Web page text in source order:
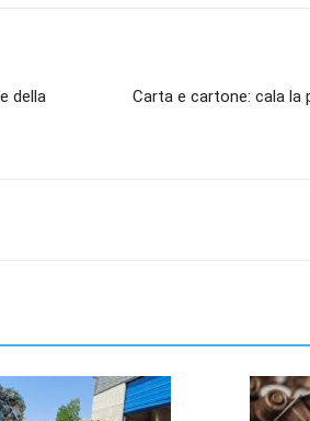
della
Carta e cartone: cala la